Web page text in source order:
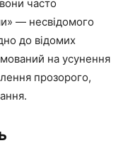
часто
— несвідомого
до відомих
на усунення
прозорого,